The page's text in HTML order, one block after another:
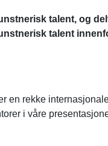
talent, og
talent
en rekke
i våre